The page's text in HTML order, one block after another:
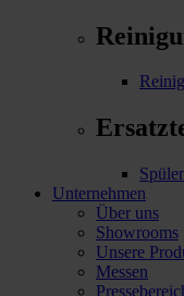
Unternehmen
Über uns
Showrooms
Unsere
Messen